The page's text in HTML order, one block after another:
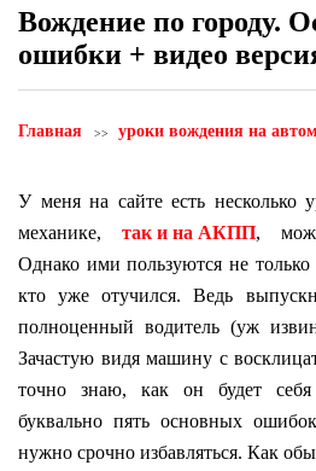
Вождение по городу.
ошибки + видео
Главная уроки вождения на
У меня на сайте есть несколько
механике, так и на АКПП,
Однако ими пользуются не только
кто уже отучился. Ведь
полноценный водитель (уж
Зачастую видя машину с
точно знаю, как он будет
буквально пять основных
нужно срочно избавляться. Как